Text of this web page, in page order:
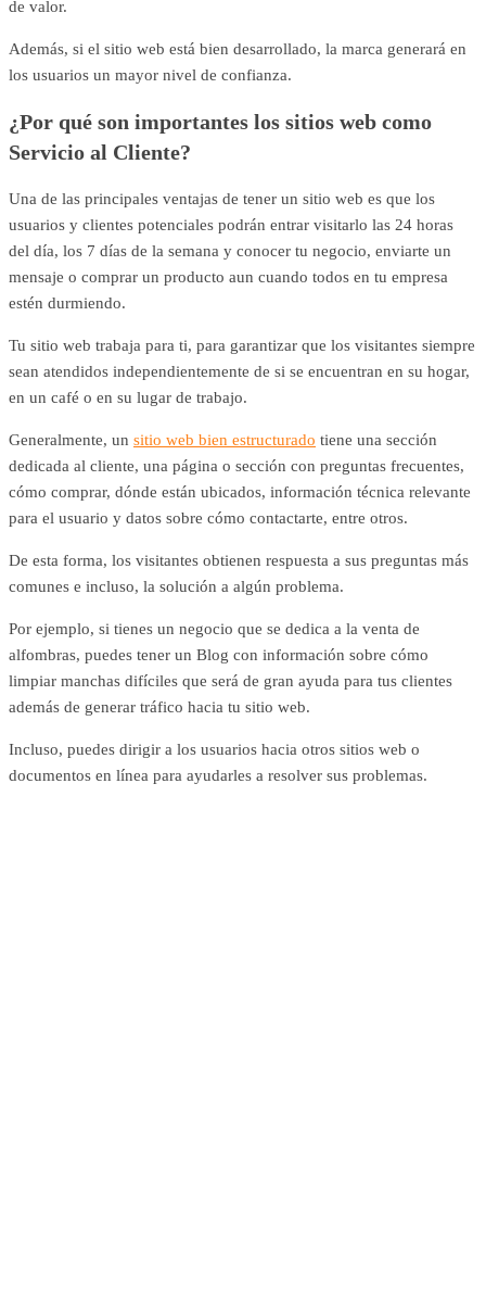
de valor.
Además, si el sitio web está bien desarrollado, la marca generará en
los usuarios un mayor nivel de confianza.
¿Por qué son importantes los sitios web como
Servicio al Cliente?
Una de las principales ventajas de tener un sitio web es que los
usuarios y clientes potenciales podrán entrar visitarlo las 24 horas
del día, los 7 días de la semana y conocer tu negocio, enviarte un
mensaje o comprar un producto aun cuando todos en tu empresa
estén durmiendo.
Tu sitio web trabaja para ti, para garantizar que los visitantes siempre
sean atendidos independientemente de si se encuentran en su hogar,
en un café o en su lugar de trabajo.
Generalmente, un sitio web bien estructurado tiene una sección
dedicada al cliente, una página o sección con preguntas frecuentes,
cómo comprar, dónde están ubicados, información técnica relevante
para el usuario y datos sobre cómo contactarte, entre otros.
De esta forma, los visitantes obtienen respuesta a sus preguntas más
comunes e incluso, la solución a algún problema.
Por ejemplo, si tienes un negocio que se dedica a la venta de
alfombras, puedes tener un Blog con información sobre cómo
limpiar manchas difíciles que será de gran ayuda para tus clientes
además de generar tráfico hacia tu sitio web.
Incluso, puedes dirigir a los usuarios hacia otros sitios web o
documentos en línea para ayudarles a resolver sus problemas.